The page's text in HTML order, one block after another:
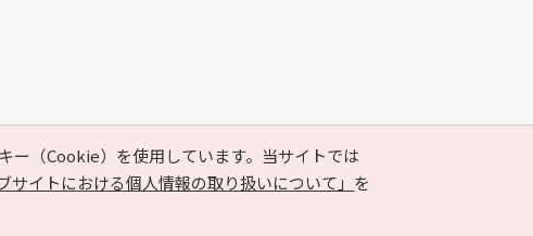
ー（Cookie）を使用しています。当サイトでは
サイトにおける個人情報の取り扱いについて」 を